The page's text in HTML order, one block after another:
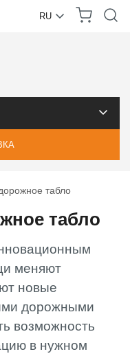
RU
табло
табло
меняют
новые
дорожными
возможность
в нужном